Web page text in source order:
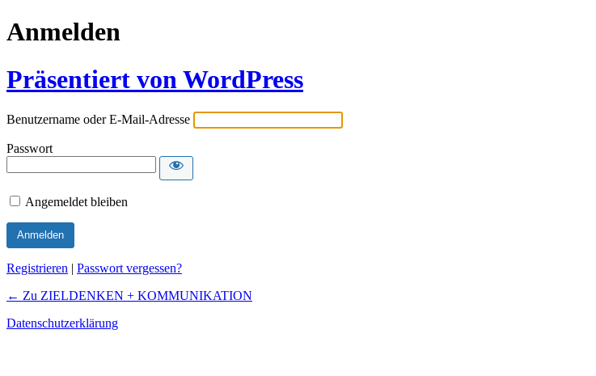
Anmelden
Präsentiert von WordPress
Benutzername oder E-Mail-Adresse
Passwort
Angemeldet bleiben
Registrieren | Passwort vergessen?
← Zu ZIELDENKEN + KOMMUNIKATION
Datenschutzerklärung